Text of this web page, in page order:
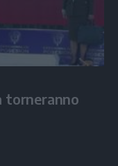
torneranno